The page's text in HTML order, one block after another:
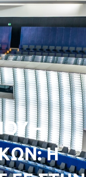
–
Η